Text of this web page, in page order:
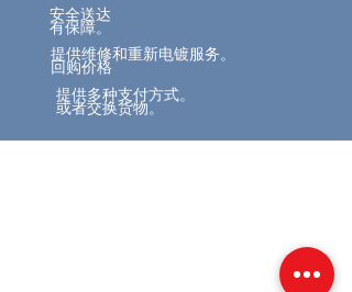
安全送达
有保障。
提供维修和重新电镀服务。
回购价格
提供多种支付方式。
或者交换货物。